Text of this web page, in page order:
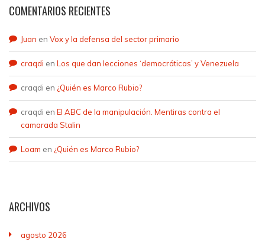
COMENTARIOS RECIENTES
Juan en Vox y la defensa del sector primario
craqdi en Los que dan lecciones ‘democráticas’ y Venezuela
craqdi en ¿Quién es Marco Rubio?
craqdi en El ABC de la manipulación. Mentiras contra el
camarada Stalin
Loam en ¿Quién es Marco Rubio?
ARCHIVOS
agosto 2026